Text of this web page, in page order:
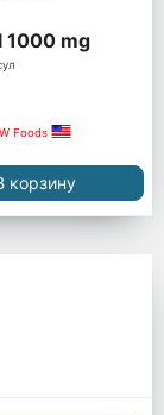
1000 mg
Foods
корзину